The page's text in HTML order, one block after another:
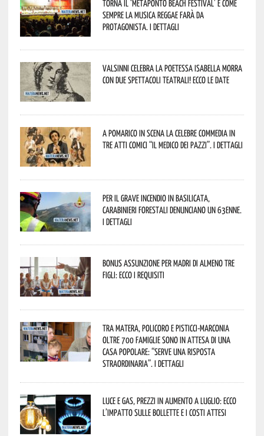
Torna il ‘Metaponto beach festival’ e come
sempre la musica reggae farà da
protagonista. I dettagli
Valsinni celebra la poetessa Isabella Morra
con due spettacoli teatrali! Ecco le date
A Pomarico in scena la celebre commedia in
tre atti comici “Il medico dei pazzi”. I dettagli
Per il grave incendio in Basilicata,
Carabinieri forestali denunciano un 63enne.
I dettagli
Bonus assunzione per madri di almeno tre
figli: ecco i requisiti
Tra Matera, Policoro e Pisticci-Marconia
oltre 700 famiglie sono in attesa di una
casa popolare: “serve una risposta
straordinaria”. I dettagli
Luce e gas, prezzi in aumento a luglio: ecco
l’impatto sulle bollette e i costi attesi